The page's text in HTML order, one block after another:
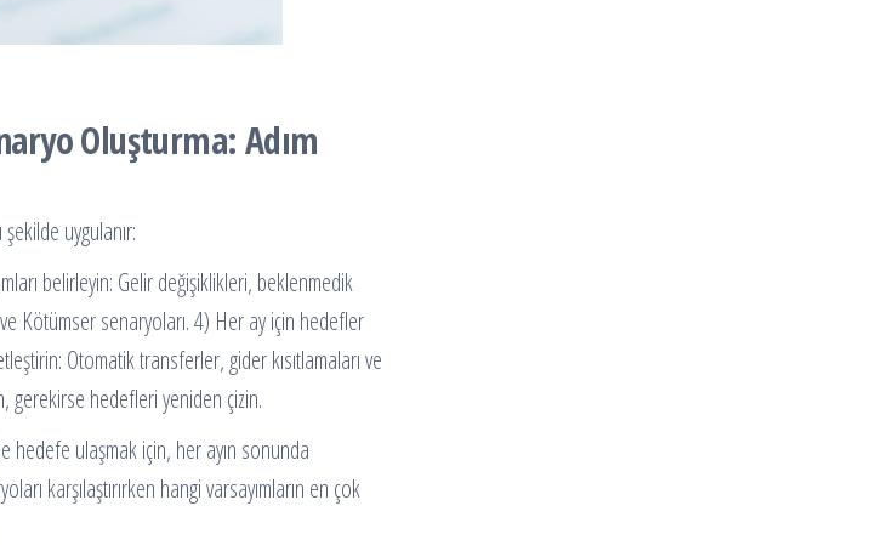
Oluşturma: Adım
uygulanır:
belirleyin: Gelir değişiklikleri, beklenmedik
Kötümser senaryoları. 4) Her ay için hedefler
Otomatik transferler, gider kısıtlamaları ve
gerekirse hedefleri yeniden çizin.
hedefe ulaşmak için, her ayın sonunda
karşılaştırırken hangi varsayımların en çok